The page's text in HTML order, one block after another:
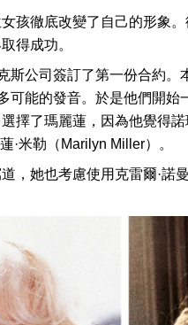
孩徹底改變了自己的形象
得成功。
斯公司簽訂了第一份合約。
可能的發音。於是他們開
擇了瑪麗蓮，因為他覺得
·米勒（Marilyn Miller）。
，她也考慮使用克雷爾·諾